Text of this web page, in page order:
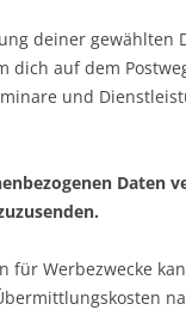
deiner gewählten
dich auf dem
und
Daten
für Werbezwecke